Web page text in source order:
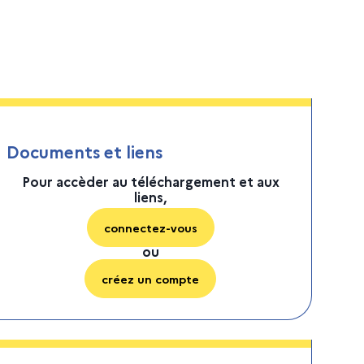
Documents et liens
Pour accèder au téléchargement et aux
liens,
connectez-vous
ou
créez un compte